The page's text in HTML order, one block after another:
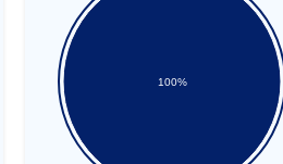
100%